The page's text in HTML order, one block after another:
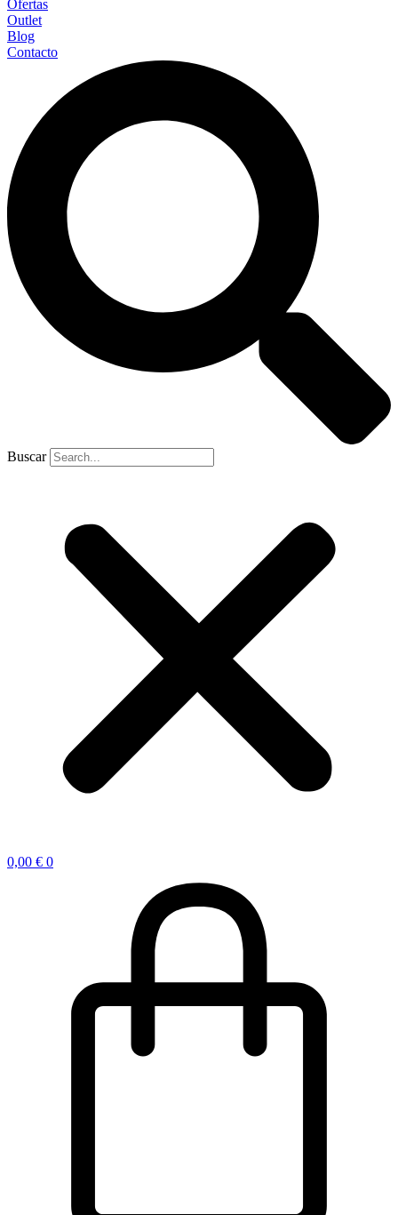
Ofertas
Outlet
Blog
Contacto
Buscar
0,00 € 0